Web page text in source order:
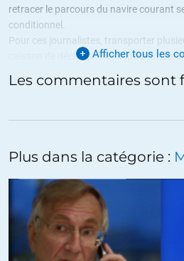
retracer le parcours du navire courant
conditionnel.
Pour ces journalistes, transporter
caisson de décompression pour
mètres parait plus crédible que les
+48 ALERTER
Danton // 16.03.2023 à 11h38
Exactement comme la presse
assertions de GW Bush sur le ADM
inspecteurs de l’ONU.
Où les assertions du délirant O’Shea
000 civils bosniaques en pleine
méchants Serbes plutôt que les
Afficher tous les
Les commentaires sont
Plus dans la catégorie :